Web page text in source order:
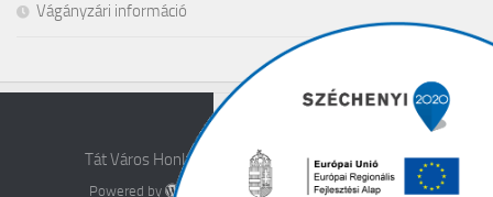
Vágányzári információ
Tát Város Honlapja © 2026. All Rights Reserved.
Powered by - Designed with the Hueman theme